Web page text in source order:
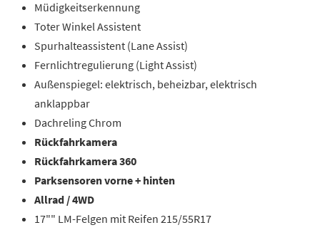
Müdigkeitserkennung
Toter Winkel Assistent
Spurhalteassistent (Lane Assist)
Fernlichtregulierung (Light Assist)
Außenspiegel: elektrisch, beheizbar, elektrisch
anklappbar
Dachreling Chrom
Rückfahrkamera
Rückfahrkamera 360
Parksensoren vorne + hinten
Allrad / 4WD
17"" LM-Felgen mit Reifen 215/55R17